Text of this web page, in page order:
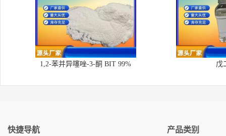
1,2-苯并异噻唑-3-酮 BIT 99% 戊
快捷导航 产品类别